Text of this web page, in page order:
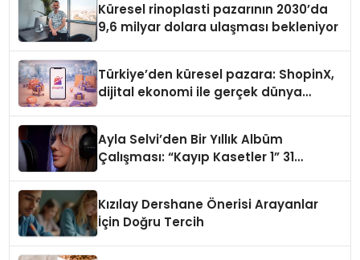
Küresel rinoplasti pazarının 2030’da
9,6 milyar dolara ulaşması bekleniyor
Türkiye’den küresel pazara: ShopinX,
dijital ekonomi ile gerçek dünya
Ayla Selvi’den Bir Yıllık Albüm
Çalışması: “Kayıp Kasetler 1” 31
Kızılay Dershane Önerisi Arayanlar
İçin Doğru Tercih